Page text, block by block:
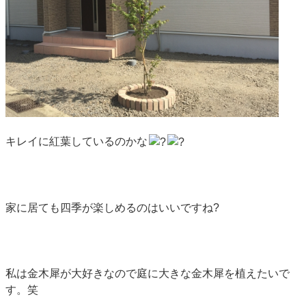
キレイに紅葉しているのかな
家に居ても四季が楽しめるのはいいですね?
私は金木犀が大好きなので庭に大きな金木犀を植えたいで
す。笑